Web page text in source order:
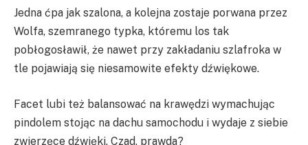
Jedna ćpa jak szalona, a kolejna zostaje porwana przez
Wolfa, szemranego typka, któremu los tak
pobłogosławił, że nawet przy zakładaniu szlafroka w
tle pojawiają się niesamowite efekty dźwiękowe.
Facet lubi też balansować na krawędzi wymachując
pindolem stojąc na dachu samochodu i wydaje z siebie
zwierzęce dźwięki. Czad, prawda?